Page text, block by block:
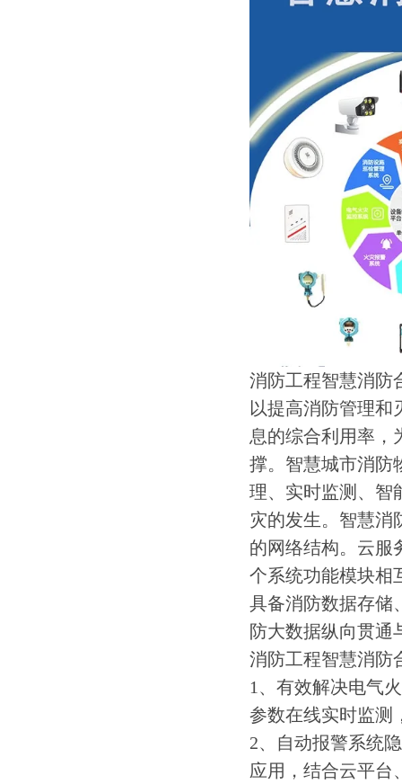
消防工程智慧消防
以提高消防管理和
息的综合利用率，
撑。智慧城市消防
理、实时监测、智
灾的发生。智慧消
的网络结构。云服
个系统功能模块相
具备消防数据存储
防大数据纵向贯通
消防工程智慧消防
1、有效解决电气
参数在线实时监测
2、自动报警系统
应用，结合云平台